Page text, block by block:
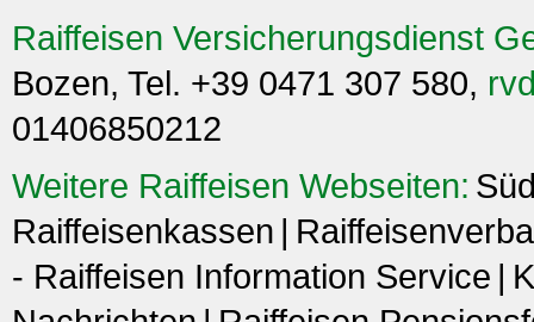
Raiffeisen Versicherungsdienst
Bozen, Tel. +39 0471 307 580,
01406850212
Weitere Raiffeisen Webseiten:
Raiffeisenkassen
- Raiffeisen Information Service